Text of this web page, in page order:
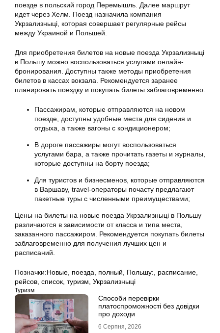
поезде в польский город Перемышль. Далее маршрут
идет через Хелм. Поезд назначила компания
Укрзализныці, которая совершает регулярные рейсы
между Украиной и Польшей.
Для приобретения билетов на новые поезда Укрзализныці
в Польшу можно воспользоваться услугами онлайн-
бронирования. Доступны также методы приобретения
билетов в кассах вокзала. Рекомендуется заранее
планировать поездку и покупать билеты заблаговременно.
Пассажирам, которые отправляются на новом
поезде, доступны удобные места для сидения и
отдыха, а также вагоны с кондиционером;
В дороге пассажиры могут воспользоваться
услугами бара, а также прочитать газеты и журналы,
которые доступны на борту поезда;
Для туристов и бизнесменов, которые отправляются
в Варшаву, travel-операторы почасту предлагают
пакетные туры с численными преимуществами;
Цены на билеты на новые поезда Укрзализныці в Польшу
различаются в зависимости от класса и типа места,
заказанного пассажиром. Рекомендуется покупать билеты
заблаговременно для получения лучших цен и
расписаний.
Позначки:Новые поезда полный Польшу: расписание
рейсов список туризм Укрзализныці
Туризм
Способи перевірки
платоспроможності без довідки
про доходи
6 Серпня, 2026